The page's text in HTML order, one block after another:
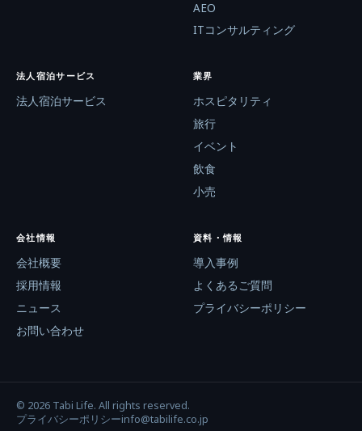
AEO
ITコンサルティング
法人宿泊サービス
法人宿泊サービス
業界
ホスピタリティ
旅行
イベント
飲食
小売
会社情報
会社概要
採用情報
ニュース
お問い合わせ
資料・情報
導入事例
よくあるご質問
プライバシーポリシー
© 2026 Tabi Life. All rights reserved.
プライバシーポリシーinfo@tabilife.co.jp